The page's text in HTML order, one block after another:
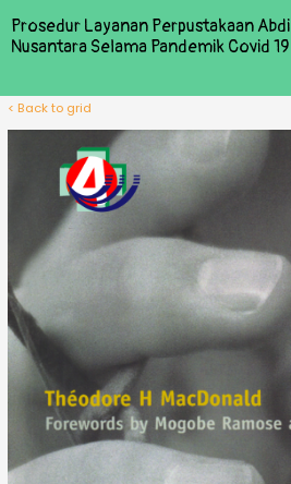
< Back to grid
Prosedur Layanan Perpustakaan Abdi
Nusantara Selama Pandemik Covid 19